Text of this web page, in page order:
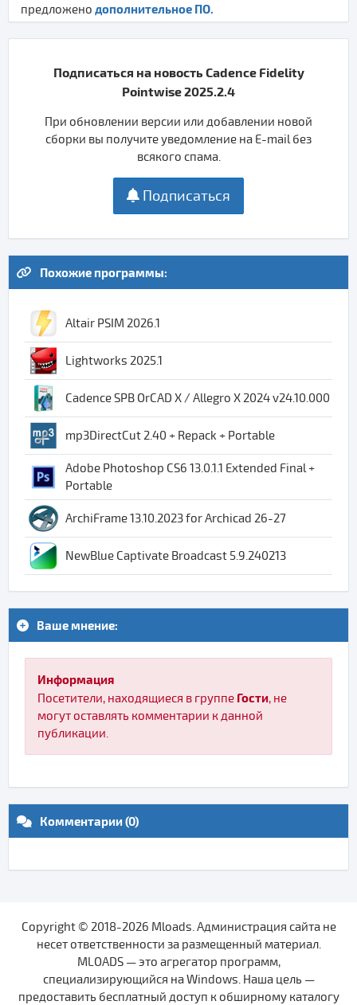
предложено дополнительное ПО.
Подписаться на новость Cadence Fidelity
Pointwise 2025.2.4
При обновлении версии или добавлении новой
сборки вы получите уведомление на E-mail без
всякого спама.
Подписаться
Похожие программы:
Altair PSIM 2026.1
Lightworks 2025.1
Cadence SPB OrCAD X / Allegro X 2024 v24.10.000
mp3DirectCut 2.40 + Repack + Portable
Adobe Photoshop CS6 13.0.1.1 Extended Final +
Portable
ArchiFrame 13.10.2023 for Archicad 26-27
NewBlue Captivate Broadcast 5.9.240213
Ваше мнение:
Информация
Посетители, находящиеся в группе Гости, не
могут оставлять комментарии к данной
публикации.
Комментарии (0)
Copyright © 2018-2026 Mloads. Администрация сайта не
несет ответственности за размещенный материал.
MLOADS — это агрегатор программ,
специализирующийся на Windows. Наша цель —
предоставить бесплатный доступ к обширному каталогу